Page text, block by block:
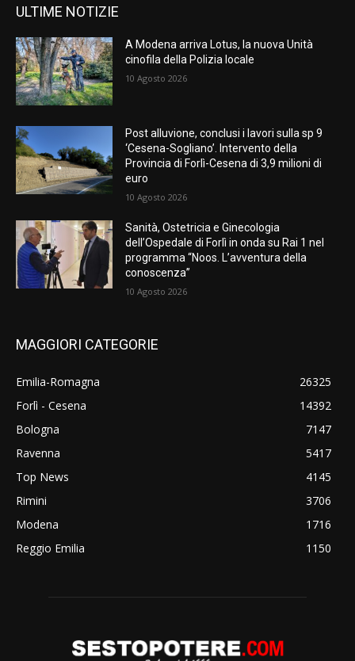
ULTIME NOTIZIE
A Modena arriva Lotus, la nuova Unità
cinofila della Polizia locale
10 Agosto 2026
Post alluvione, conclusi i lavori sulla sp 9
‘Cesena-Sogliano’. Intervento della
Provincia di Forlì-Cesena di 3,9 milioni di
euro
10 Agosto 2026
Sanità, Ostetricia e Ginecologia
dell’Ospedale di Forlì in onda su Rai 1 nel
programma “Noos. L’avventura della
conoscenza”
10 Agosto 2026
MAGGIORI CATEGORIE
Emilia-Romagna
26325
Forlì - Cesena
14392
Bologna
7147
Ravenna
5417
Top News
4145
Rimini
3706
Modena
1716
Reggio Emilia
1150